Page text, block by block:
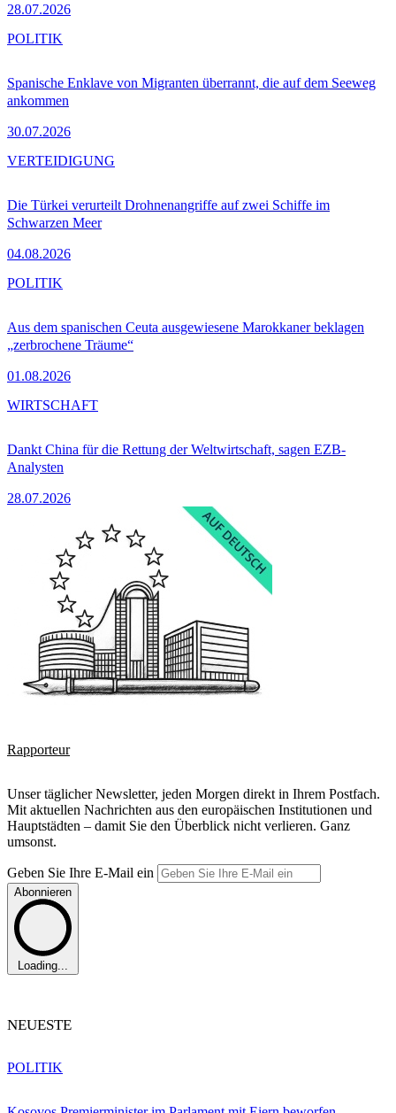
28.07.2026
Spanische Enklave von Migranten überrannt, die auf dem Seeweg
ankommen
30.07.2026
POLITIK
Die Türkei verurteilt Drohnenangriffe auf zwei Schiffe im
Schwarzen Meer
04.08.2026
VERTEIDIGUNG
Aus dem spanischen Ceuta ausgewiesene Marokkaner beklagen
„zerbrochene Träume“
01.08.2026
POLITIK
Dankt China für die Rettung der Weltwirtschaft, sagen EZB-
Analysten
28.07.2026
WIRTSCHAFT
Rapporteur
Unser täglicher Newsletter, jeden Morgen direkt in Ihrem Postfach.
Mit aktuellen Nachrichten aus den europäischen Institutionen und
Hauptstädten – damit Sie den Überblick nicht verlieren. Ganz
umsonst.
Geben Sie Ihre E-Mail ein
Abonnieren
Loading...
NEUESTE
POLITIK